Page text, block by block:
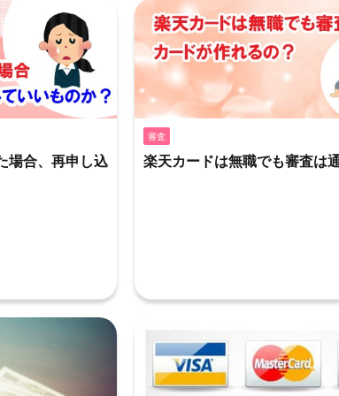
場合、再申し込
審査
楽天カードは無職でも審査は